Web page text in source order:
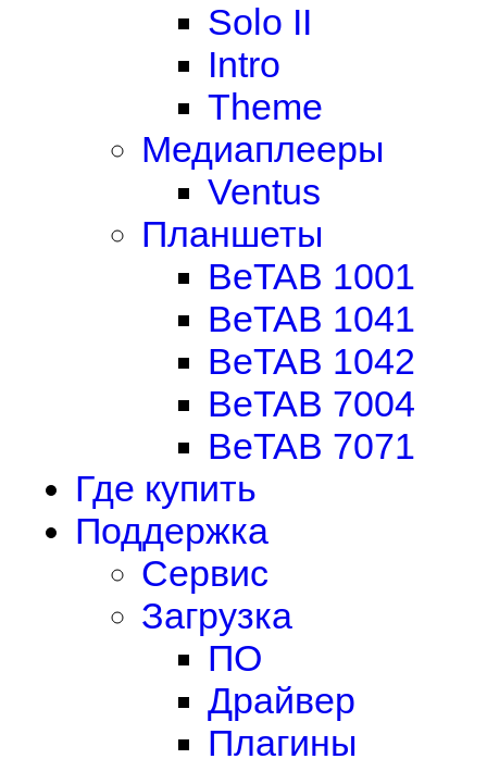
Solo II
Intro
Theme
Медиаплееры
Ventus
Планшеты
BeTAB 1001
BeTAB 1041
BeTAB 1042
BeTAB 7004
BeTAB 7071
Где купить
Поддержка
Сервис
Загрузка
ПО
Драйвер
Плагины